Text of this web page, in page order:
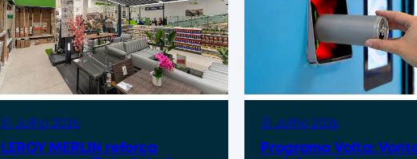
31 Julho 2026
LEROY MERLIN reforça
31 Julho 2026
Programa Volta: